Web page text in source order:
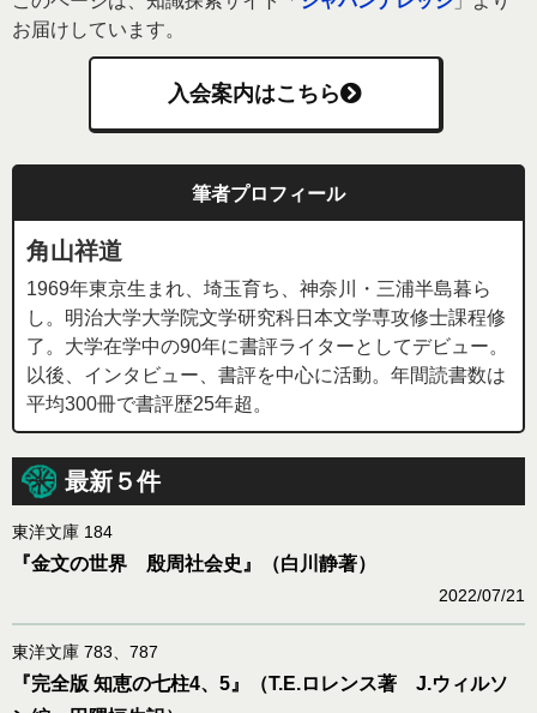
お届けしています。
入会案内はこちら
筆者プロフィール
角山祥道
1969年東京生まれ、埼玉育ち、神奈川・三浦半島暮ら
し。明治大学大学院文学研究科日本文学専攻修士課程修
了。大学在学中の90年に書評ライターとしてデビュー。
以後、インタビュー、書評を中心に活動。年間読書数は
平均300冊で書評歴25年超。
最新５件
東洋文庫 184
『金文の世界 殷周社会史』（白川静著）
2022/07/21
東洋文庫 783、787
『完全版 知恵の七柱4、5』（T.E.ロレンス著 J.ウィルソ